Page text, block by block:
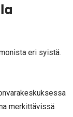
eri syistä.
merkittävissä